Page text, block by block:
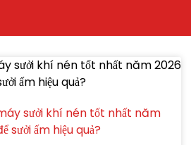
sưởi khí nén tốt nhất năm
sưởi ấm hiệu quả?